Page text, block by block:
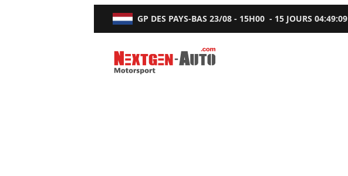
GP DES PAYS-BAS 23/08 - 15H00 - 15 JOURS04:49:08
Nextgen-Auto.com